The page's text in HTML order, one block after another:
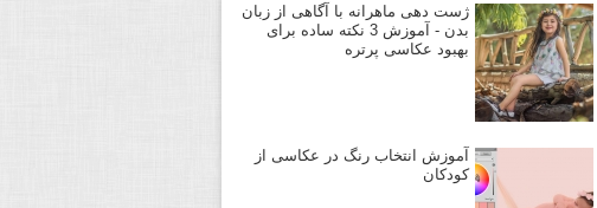
ژست دهی ماهرانه با آگاهی از زبان
بدن - آموزش 3 نکته ساده برای
بهبود عکاسی پرتره
آموزش انتخاب رنگ در عکاسی از
کودکان